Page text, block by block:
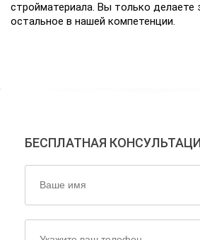
стройматериала. Вы только делаете
остальное в нашей компетенции.
БЕСПЛАТНАЯ